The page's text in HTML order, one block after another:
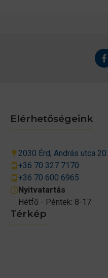
Térkép
Elérhetőségeink
2030 Érd, András utca 20.
+36 70 327 7170
+36 70 600 6965
Nyitvatartás
Hétfő - Péntek: 8-17